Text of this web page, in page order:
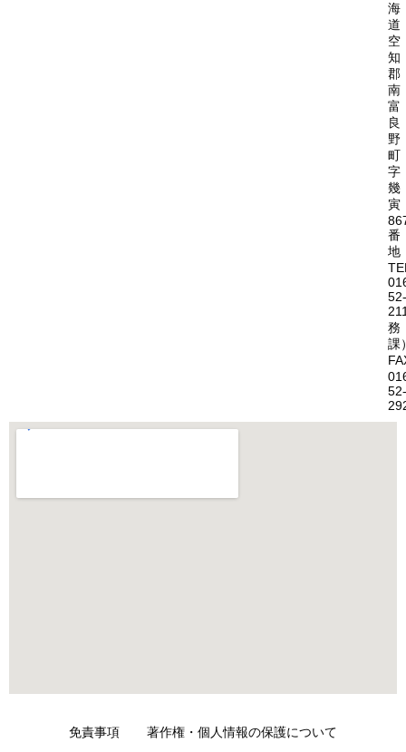
海
道
空
知
郡
南
富
良
野
町
字
幾
寅
番
地
52-
務
課
52-
免責事項 著作権・個人情報の保護について